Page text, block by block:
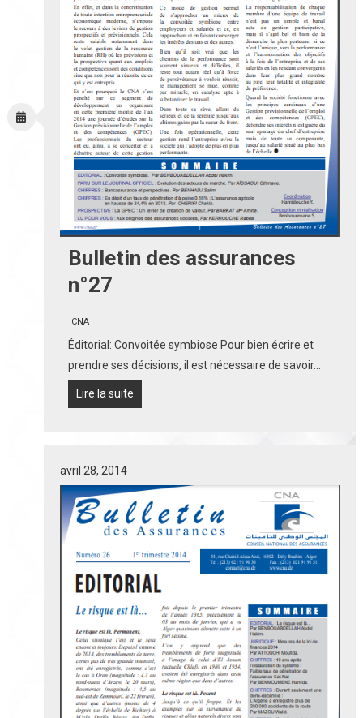
Bulletin des assurances
n°27
CNA
Éditorial: Convoitée symbiose Pour bien écrire et
prendre ses décisions, il est nécessaire de savoir…
Lire la suite
avril 28, 2014